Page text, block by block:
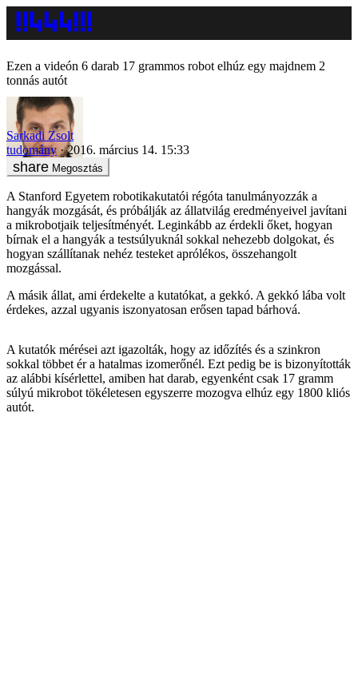
Ezen a videón 6 darab 17 grammos robot elhúz egy majdnem 2
tonnás autót
Sarkadi Zsolt
tudomány
2016. március 14. 15:33
Megosztás
A Stanford Egyetem robotikakutatói régóta tanulmányozzák a
hangyák mozgását, és próbálják az állatvilág eredményeivel javítani
a mikrobotjaik teljesítményét. Leginkább az érdekli őket, hogyan
bírnak el a hangyák a testsúlyuknál sokkal nehezebb dolgokat, és
hogyan szállítanak nehéz testeket aprólékos, összehangolt
mozgással.
A másik állat, ami érdekelte a kutatókat, a gekkó. A gekkó lába volt
érdekes, azzal ugyanis iszonyatosan erősen tapad bárhová.
A kutatók mérései azt igazolták, hogy az időzítés és a szinkron
sokkal többet ér a hatalmas izomerőnél. Ezt pedig be is bizonyították
az alábbi kísérlettel, amiben hat darab, egyenként csak 17 gramm
súlyú mikrobot tökéletesen egyszerre mozogva elhúz egy 1800 kliós
autót.